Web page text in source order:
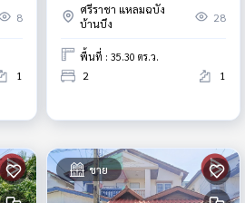
8
1
ศรีราชา แหลมฉบัง
บ้านบึง
28
พื้นที่ : 35.30 ตร.ว.
2 1
ขาย